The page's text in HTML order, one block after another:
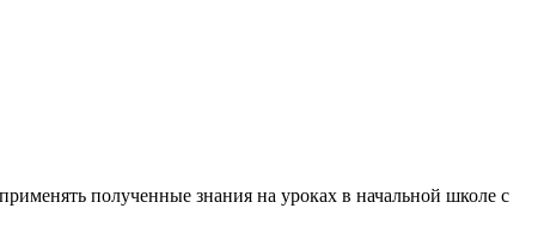
полученные знания на уроках в начальной школе с